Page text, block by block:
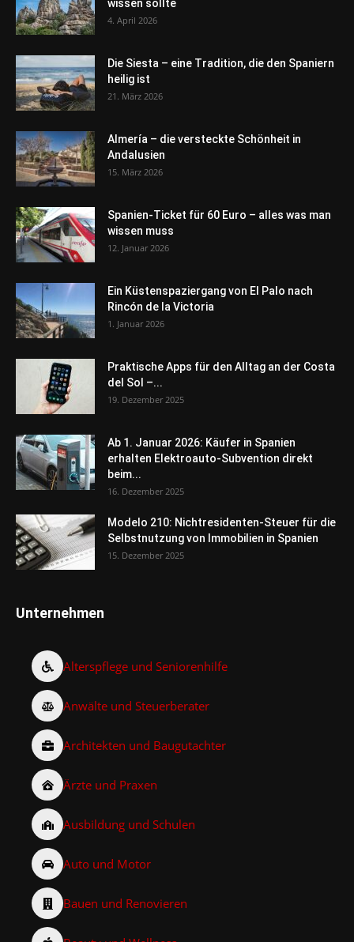
wissen sollte
4. April 2026
Die Siesta – eine Tradition, die den Spaniern
heilig ist
21. März 2026
Almería – die versteckte Schönheit in
Andalusien
15. März 2026
Spanien-Ticket für 60 Euro – alles was man
wissen muss
12. Januar 2026
Ein Küstenspaziergang von El Palo nach
Rincón de la Victoria
1. Januar 2026
Praktische Apps für den Alltag an der Costa
del Sol –...
19. Dezember 2025
Ab 1. Januar 2026: Käufer in Spanien
erhalten Elektroauto-Subvention direkt
beim...
16. Dezember 2025
Modelo 210: Nichtresidenten-Steuer für die
Selbstnutzung von Immobilien in Spanien
15. Dezember 2025
Unternehmen
Alterspflege und Seniorenhilfe
Anwälte und Steuerberater
Architekten und Baugutachter
Ärzte und Praxen
Ausbildung und Schulen
Auto und Motor
Bauen und Renovieren